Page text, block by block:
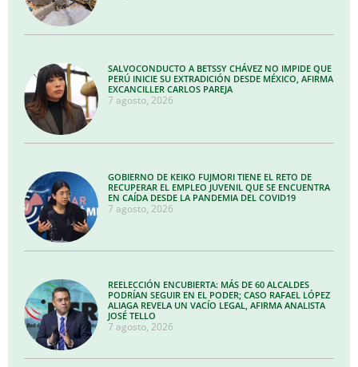
SALVOCONDUCTO A BETSSY CHÁVEZ NO IMPIDE QUE
PERÚ INICIE SU EXTRADICIÓN DESDE MÉXICO, AFIRMA
EXCANCILLER CARLOS PAREJA
7 agosto, 2026
GOBIERNO DE KEIKO FUJMORI TIENE EL RETO DE
RECUPERAR EL EMPLEO JUVENIL QUE SE ENCUENTRA
EN CAÍDA DESDE LA PANDEMIA DEL COVID19
7 agosto, 2026
REELECCIÓN ENCUBIERTA: MÁS DE 60 ALCALDES
PODRÍAN SEGUIR EN EL PODER; CASO RAFAEL LÓPEZ
ALIAGA REVELA UN VACÍO LEGAL, AFIRMA ANALISTA
JOSÉ TELLO
7 agosto, 2026